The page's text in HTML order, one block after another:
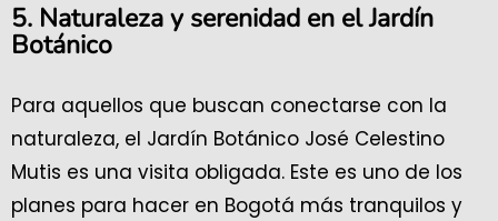
5. Naturaleza y serenidad en el Jardín
Botánico
Para aquellos que buscan conectarse con la
naturaleza, el Jardín Botánico José Celestino
Mutis es una visita obligada. Este es uno de los
planes para hacer en Bogotá más tranquilos y